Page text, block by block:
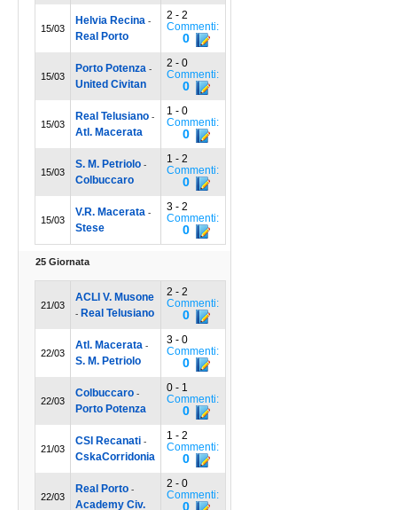
15/03
Helvia Recina-
Real Porto
2 - 2
Commenti:
0
15/03
Porto Potenza-
United Civitan
2 - 0
Commenti:
0
15/03
Real Telusiano-
Atl. Macerata
1 - 0
Commenti:
0
15/03
S. M. Petriolo-
Colbuccaro
1 - 2
Commenti:
0
15/03
V.R. Macerata-
Stese
3 - 2
Commenti:
0
25 Giornata
21/03
ACLI V. Musone
- Real Telusiano
2 - 2
Commenti:
0
22/03
Atl. Macerata-
S. M. Petriolo
3 - 0
Commenti:
0
22/03
Colbuccaro-
Porto Potenza
0 - 1
Commenti:
0
21/03
CSI Recanati -
CskaCorridonia
1 - 2
Commenti:
0
22/03
Real Porto-
Academy Civ.
2 - 0
Commenti:
0